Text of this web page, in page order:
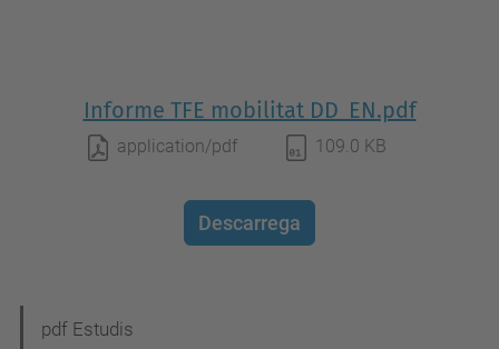
Informe TFE mobilitat DD_EN.pdf
application/pdf 109.0 KB
Descarrega
pdf Estudis